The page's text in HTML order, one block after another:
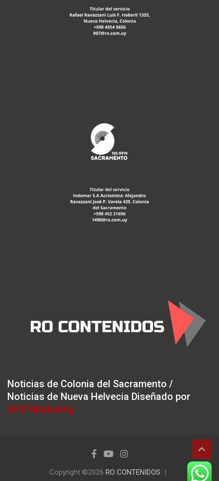
Noticias de Colonia del Sacramento /
Noticias de Nueva Helvecia Diseñado por
AHZ Marketing
Copyright ©2026 RO CONTENIDOS